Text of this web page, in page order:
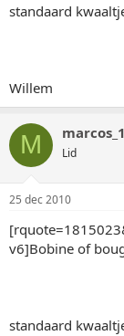
standaard
Willem
M Lid
25 dec 2010
v6]Bobine of
standaard